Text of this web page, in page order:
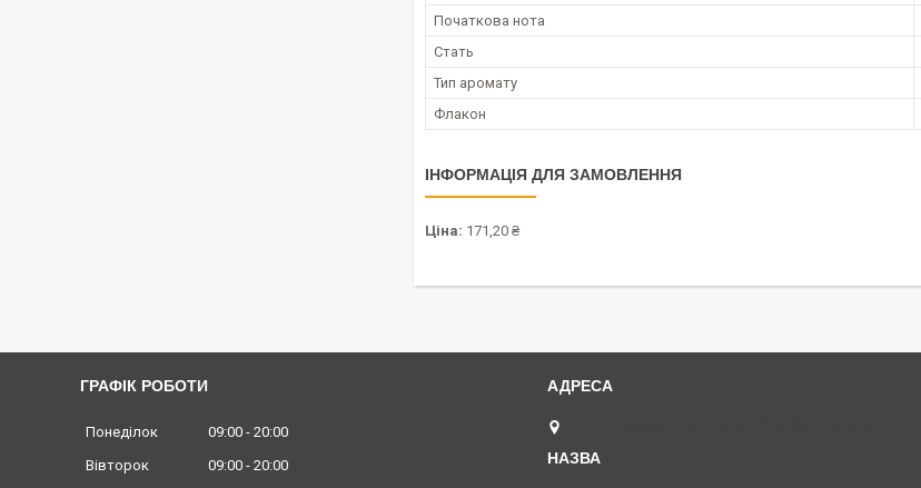
Початкова нота
Стать
Тип аромату
Флакон
ІНФОРМАЦІЯ ДЛЯ ЗАМОВЛЕННЯ
Ціна: 171,20 ₴
ГРАФІК РОБОТИ
Понеділок 09:00
20:00
Вівторок
09:00
20:00